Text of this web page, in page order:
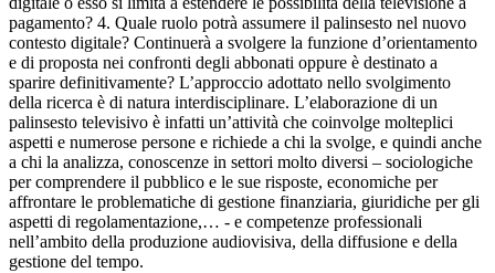
pagamento? 4. Quale ruolo potrà assumere il palinsesto nel nuovo
contesto digitale? Continuerà a svolgere la funzione d’orientamento
e di proposta nei confronti degli abbonati oppure è destinato a
sparire definitivamente? L’approccio adottato nello svolgimento
della ricerca è di natura interdisciplinare. L’elaborazione di un
palinsesto televisivo è infatti un’attività che coinvolge molteplici
aspetti e numerose persone e richiede a chi la svolge, e quindi anche
a chi la analizza, conoscenze in settori molto diversi – sociologiche
per comprendere il pubblico e le sue risposte, economiche per
affrontare le problematiche di gestione finanziaria, giuridiche per gli
aspetti di regolamentazione,… - e competenze professionali
nell’ambito della produzione audiovisiva, della diffusione e della
gestione del tempo.